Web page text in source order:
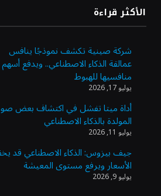
«طيران الرياض» يدشن أولى رحلاته
ويضيف الوجهة التشغيلية الثامنة
وزير الاستثمار: الموافقة على
الأنشطة المالية عابرة الحدود تطوير
الاستثمارية
الذهب يسجل أعلى مستوى في
من تراجع الدولار
الدولار الأمريكي يتراجع قرب أدنى
الأكثر قراءة
شركة صينية تكشف نموذجًا ينافس
عمالقة الذكاء الاصطناعي.. ويدفع أسهم
منافسيها للهبوط
يوليو 17, 2026
أداة ميتا تفشل في اكتشاف بعض
المولدة بالذكاء الاصطناعي
يوليو 11, 2026
جيف بيزوس: الذكاء الاصطناعي قد
الأسعار ويرفع مستوى المعيشة
يوليو 9, 2026